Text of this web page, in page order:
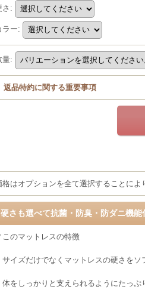
さ :
ラー:
量:
返品特約に関する重要事項
格はオプションを全て選択することによ
硬さも選べて抗菌・防臭・防ダニ機
のマットレスの特徴
サイズだけでなくマットレスの硬さを
体をしっかりと支えられるようにたっ